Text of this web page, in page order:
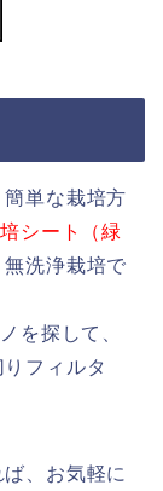
単な栽培方
シート（緑
無洗浄栽培で
を探して、
フィルタ
、お気軽に